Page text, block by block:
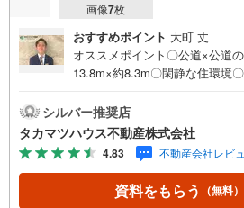
画像7枚
おすすめポイント 大町 丈
オススメポイント〇公道×公道
13.8m×約8.3m〇閑静な住環境
は別途費用がかかる場合が御座
負担となります。※北西側一部
かっております。建築条件無し
なります。閑静な住環境の南西
におススメな土地で御座いま
ンテーションは無償で行わせ
シルバー推奨店
タカマツハウス不動産株式会社
4.83 不動産会社レビ
資料をもらう （無料）